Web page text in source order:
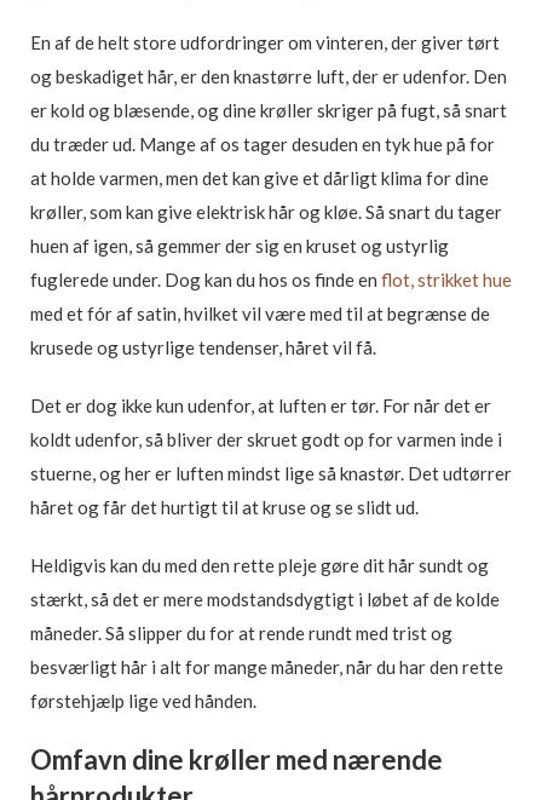
En af de helt store udfordringer om vinteren, der giver tørt
og beskadiget hår, er den knastørre luft, der er udenfor. Den
er kold og blæsende, og dine krøller skriger på fugt, så snart
du træder ud. Mange af os tager desuden en tyk hue på for
at holde varmen, men det kan give et dårligt klima for dine
krøller, som kan give elektrisk hår og kløe. Så snart du tager
huen af igen, så gemmer der sig en kruset og ustyrlig
fuglerede under. Dog kan du hos os finde en flot, strikket hue
med et fór af satin, hvilket vil være med til at begrænse de
krusede og ustyrlige tendenser, håret vil få.
Det er dog ikke kun udenfor, at luften er tør. For når det er
koldt udenfor, så bliver der skruet godt op for varmen inde i
stuerne, og her er luften mindst lige så knastør. Det udtørrer
håret og får det hurtigt til at kruse og se slidt ud.
Heldigvis kan du med den rette pleje gøre dit hår sundt og
stærkt, så det er mere modstandsdygtigt i løbet af de kolde
måneder. Så slipper du for at rende rundt med trist og
besværligt hår i alt for mange måneder, når du har den rette
førstehjælp lige ved hånden.
Omfavn dine krøller med nærende